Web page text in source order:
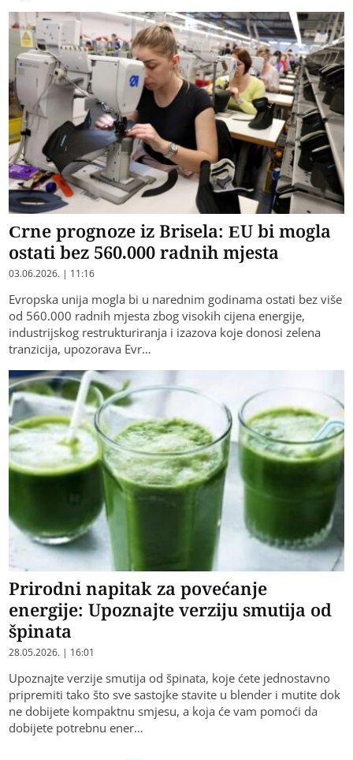
Crne prognoze iz Brisela: EU bi mogla
ostati bez 560.000 radnih mjesta
03.06.2026. | 11:16
Evropska unija mogla bi u narednim godinama ostati bez više
od 560.000 radnih mjesta zbog visokih cijena energije,
industrijskog restrukturiranja i izazova koje donosi zelena
tranzicija, upozorava Evr…
Prirodni napitak za povećanje
energije: Upoznajte verziju smutija od
špinata
28.05.2026. | 16:01
Upoznajte verzije smutija od špinata, koje ćete jednostavno
pripremiti tako što sve sastojke stavite u blender i mutite dok
ne dobijete kompaktnu smjesu, a koja će vam pomoći da
dobijete potrebnu ener…